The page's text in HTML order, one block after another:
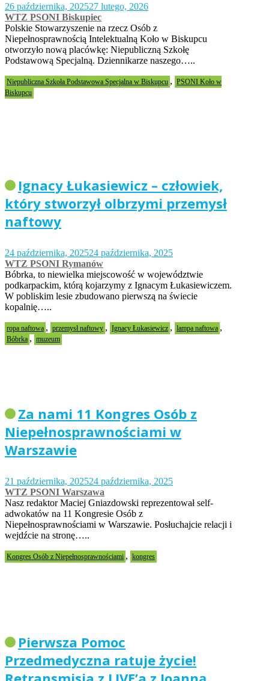
26 października, 202527 lutego, 2026
WTZ PSONI Biskupiec
Polskie Stowarzyszenie na rzecz Osób z
Niepełnosprawnością Intelektualną Koło w Biskupcu
otworzyło nową placówkę: Niepubliczną Szkołę
Podstawową Specjalną. Dziennikarze naszego…..
Niepubliczna Szkoła Podstawowa Specjalna w Biskupcu , PSONI Koło w
Biskupcu
Ignacy Łukasiewicz – człowiek,
który stworzył olbrzymi przemysł
naftowy
24 października, 202524 października, 2025
WTZ PSONI Rymanów
Bóbrka, to niewielka miejscowość w województwie
podkarpackim, którą kojarzymy z Ignacym Łukasiewiczem.
W pobliskim lesie zbudowano pierwszą na świecie
kopalnię…..
ropa naftowa , przemysł naftowy , Ignacy Łukasiewicz , lampa naftowa ,
Bóbrka , muzeum
Za nami 11 Kongres Osób z
Niepełnosprawnościami w
Warszawie
21 października, 202524 października, 2025
WTZ PSONI Warszawa
Nasz redaktor Maciej Gniazdowski reprezentował self-
adwokatów na 11 Kongresie Osób z
Niepełnosprawnościami w Warszawie. Posłuchajcie relacji i
wejdźcie na stronę…..
Kongres Osób z Niepełnosprawnościami , kongres
Pierwsza Pomoc
Przedmedyczna ratuje życie!